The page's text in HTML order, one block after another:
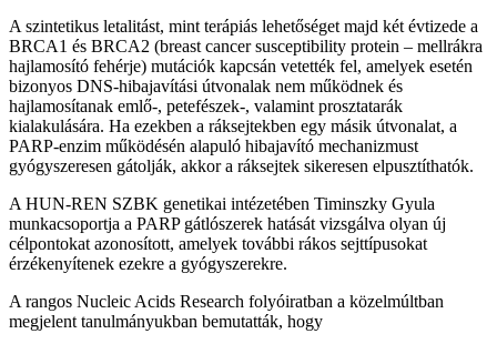
A szintetikus letalitást, mint terápiás lehetőséget majd két évtizede a
BRCA1 és BRCA2 (breast cancer susceptibility protein – mellrákra
hajlamosító fehérje) mutációk kapcsán vetették fel, amelyek esetén
bizonyos DNS-hibajavítási útvonalak nem működnek és
hajlamosítanak emlő-, petefészek-, valamint prosztatarák
kialakulására. Ha ezekben a ráksejtekben egy másik útvonalat, a
PARP-enzim működésén alapuló hibajavító mechanizmust
gyógyszeresen gátolják, akkor a ráksejtek sikeresen elpusztíthatók.
A HUN-REN SZBK genetikai intézetében Timinszky Gyula
munkacsoportja a PARP gátlószerek hatását vizsgálva olyan új
célpontokat azonosított, amelyek további rákos sejttípusokat
érzékenyítenek ezekre a gyógyszerekre.
A rangos Nucleic Acids Research folyóiratban a közelmúltban
megjelent tanulmányukban bemutatták, hogy